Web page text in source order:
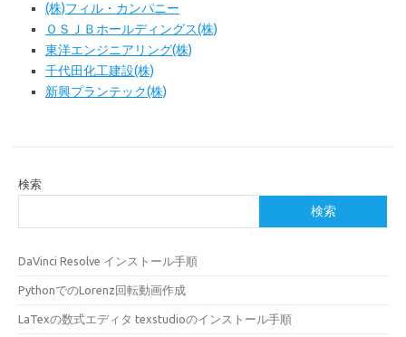
(株)フィル・カンパニー
ＯＳＪＢホールディングス(株)
東洋エンジニアリング(株)
千代田化工建設(株)
新興プランテック(株)
検索
検索
DaVinci Resolve インストール手順
PythonでのLorenz回転動画作成
LaTexの数式エディタ texstudioのインストール手順